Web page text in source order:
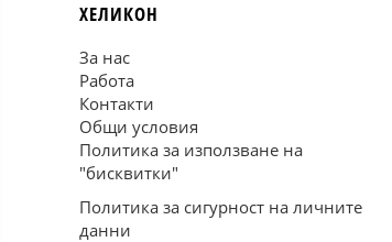
ХЕЛИКОН
За нас
Работа
Контакти
Общи условия
Политика за използване на
"бисквитки"
Политика за сигурност на личните
данни